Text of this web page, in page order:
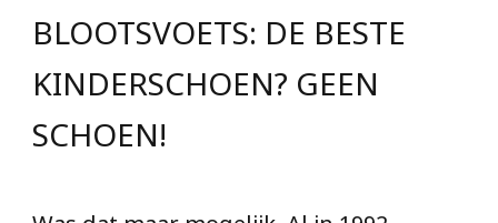
BLOOTSVOETS: DE BESTE
KINDERSCHOEN? GEEN
SCHOEN!